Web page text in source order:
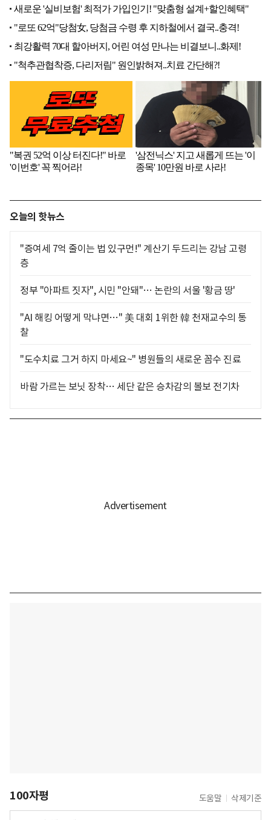
오늘의 핫뉴스
"증여세 7억 줄이는 법 있구먼!" 계산기 두드리는 강남 고령
층
정부 "아파트 짓자", 시민 "안돼"… 논란의 서울 '황금 땅'
"AI 해킹 어떻게 막냐면…" 美 대회 1위한 韓 천재교수의 통
찰
"도수치료 그거 하지 마세요~" 병원들의 새로운 꼼수 진료
바람 가르는 보닛 장착… 세단 같은 승차감의 볼보 전기차
100자평 도움말 삭제기준